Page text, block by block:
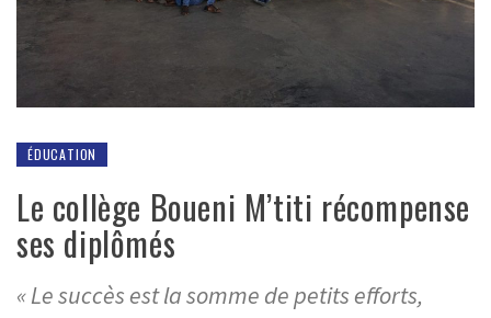
ÉDUCATION
Le collège Boueni M’titi récompense
ses diplômés
« Le succès est la somme de petits efforts,